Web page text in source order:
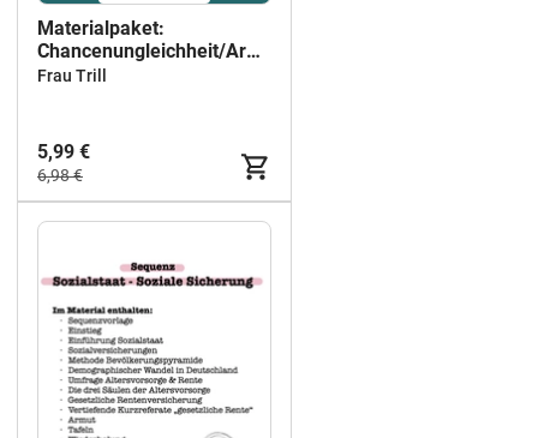
Materialpaket:
Chancenungleichheit/Armut
und Reichtum
Frau Trill
5,99 €
6,98 €